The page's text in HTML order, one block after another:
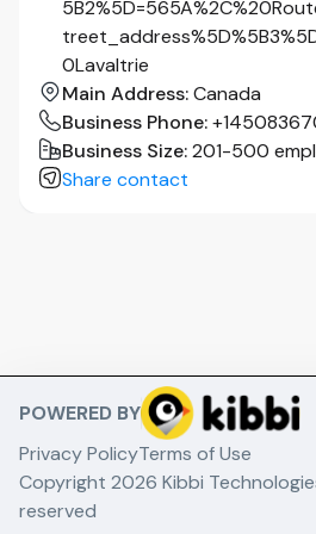
Si vous recherchez un
sera valorisée, où les
où vous ferez partie d'une
et en pleine croissance,
rencontrer!
0Lavaltrie
Main Address:Canada
Business Phone:
Business Size:201-500
Share contact
POWERED BY
Privacy PolicyTerms of Use
Copyright 2026 Kibbi
reserved